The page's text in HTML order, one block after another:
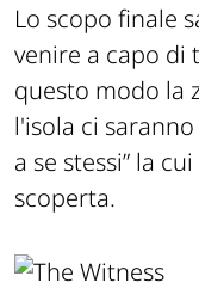
Lo scopo finale
venire a capo di
questo modo la
l'isola ci
a se stessi” la
scoperta.